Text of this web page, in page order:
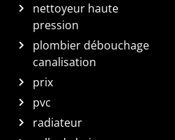
nettoyeur haute
pression
plombier débouchage
canalisation
prix
pvc
radiateur